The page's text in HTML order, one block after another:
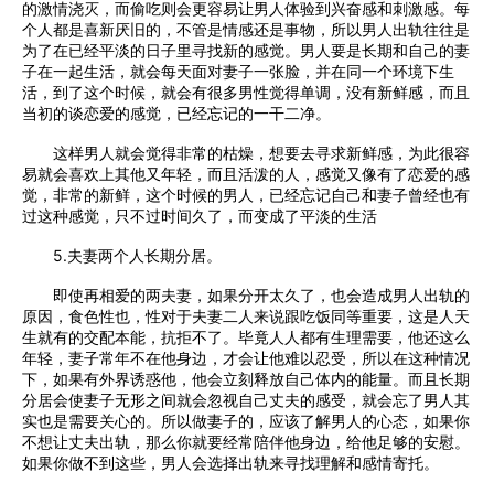
的激情浇灭，而偷吃则会更容易让男人体验到兴奋感和刺激感。每
个人都是喜新厌旧的，不管是情感还是事物，所以男人出轨往往是
为了在已经平淡的日子里寻找新的感觉。男人要是长期和自己的妻
子在一起生活，就会每天面对妻子一张脸，并在同一个环境下生
活，到了这个时候，就会有很多男性觉得单调，没有新鲜感，而且
当初的谈恋爱的感觉，已经忘记的一干二净。
这样男人就会觉得非常的枯燥，想要去寻求新鲜感，为此很容
易就会喜欢上其他又年轻，而且活泼的人，感觉又像有了恋爱的感
觉，非常的新鲜，这个时候的男人，已经忘记自己和妻子曾经也有
过这种感觉，只不过时间久了，而变成了平淡的生活
5.夫妻两个人长期分居。
即使再相爱的两夫妻，如果分开太久了，也会造成男人出轨的
原因，食色性也，性对于夫妻二人来说跟吃饭同等重要，这是人天
生就有的交配本能，抗拒不了。毕竟人人都有生理需要，他还这么
年轻，妻子常年不在他身边，才会让他难以忍受，所以在这种情况
下，如果有外界诱惑他，他会立刻释放自己体内的能量。而且长期
分居会使妻子无形之间就会忽视自己丈夫的感受，就会忘了男人其
实也是需要关心的。所以做妻子的，应该了解男人的心态，如果你
不想让丈夫出轨，那么你就要经常陪伴他身边，给他足够的安慰。
如果你做不到这些，男人会选择出轨来寻找理解和感情寄托。